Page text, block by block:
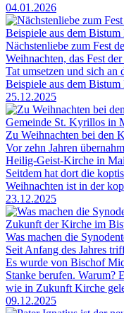
04.01.2026
Beispiele aus dem
Nächstenliebe zum Fest
Weihnachten, das Fest
Tat umsetzen und sich an
Beispiele aus dem
25.12.2025
Gemeinde St. Kyrillos in
Zu Weihnachten bei den
Vor zehn Jahren
Heilig-Geist-Kirche in
Seitdem hat dort die
Weihnachten ist in der
23.12.2025
Zukunft der Kirche im
Was machen die
Seit Anfang des Jahres
Es wurde von Bischof
Stanke berufen. Warum?
wie in Zukunft Kirche
09.12.2025